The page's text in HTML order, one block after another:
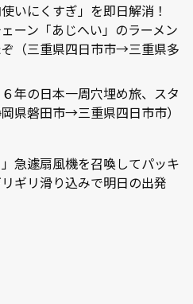
いにくすぎ」を即日解消！
ーン「あじへい」のラーメン
（三重県四日市市→三重県多
年の日本一周穴埋め旅、スタ
県磐田市→三重県四日市市）
」急遽扇風機を召喚してパッキ
ギリ滑り込みで明日の出発